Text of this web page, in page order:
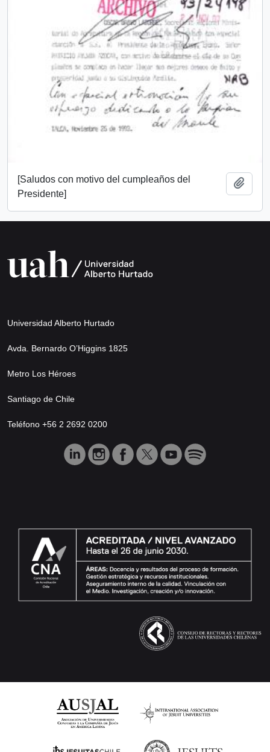
[Saludos con motivo del cumpleaños del
Presidente]
Universidad Alberto Hurtado
Avda. Bernardo O’Higgins 1825
Metro Los Héroes
Santiago de Chile
Teléfono +56 2 2692 0200